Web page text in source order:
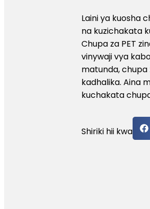
Laini ya kuosha
na kuzichakata
Chupa za PET
vinywaji vya
matunda, chupa
kadhalika. Aina
kuchakata
Shiriki hii kwa